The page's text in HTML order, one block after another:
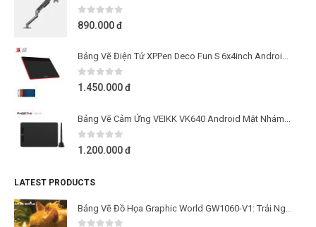
0out of 5
890.000đ
Bảng Vẽ Điện Tử XPPen Deco Fun S 6x4inch Android Cảm Ứng Nghiêng
0 out of 5
1.450.000đ
Bảng Vẽ Cảm Ứng VEIKK VK640 Android Mặt Nhám Mô Phỏng Giấy Vẽ
0 out of 5
1.200.000đ
LATEST PRODUCTS